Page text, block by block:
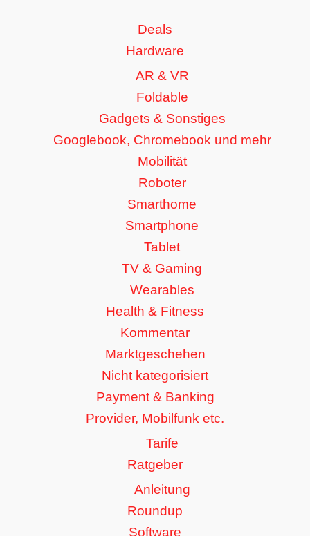
Deals
Hardware
AR & VR
Foldable
Gadgets & Sonstiges
Googlebook, Chromebook und mehr
Mobilität
Roboter
Smarthome
Smartphone
Tablet
TV & Gaming
Wearables
Health & Fitness
Kommentar
Marktgeschehen
Nicht kategorisiert
Payment & Banking
Provider, Mobilfunk etc.
Tarife
Ratgeber
Anleitung
Roundup
Software